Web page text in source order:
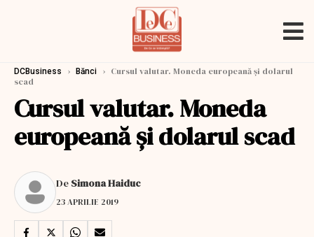
DCBusiness › Bănci › Cursul valutar. Moneda europeană și dolarul
scad
Cursul valutar. Moneda
europeană și dolarul scad
De Simona Haiduc
23 APRILIE 2019